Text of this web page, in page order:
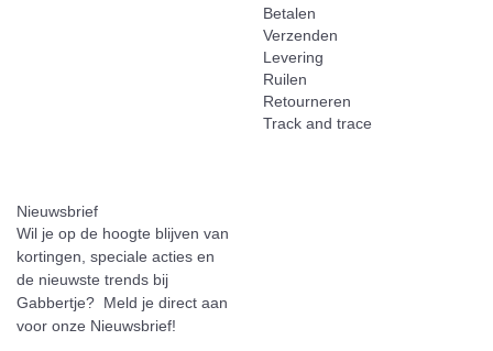
Betalen
Verzenden
Levering
Ruilen
Retourneren
Track and trace
Nieuwsbrief
Wil je op de hoogte blijven van
kortingen, speciale acties en
de nieuwste trends bij
Gabbertje? Meld je direct aan
voor onze Nieuwsbrief!